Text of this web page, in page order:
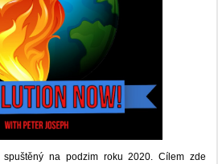
spuštěný na podzim roku 2020.Cílem zde